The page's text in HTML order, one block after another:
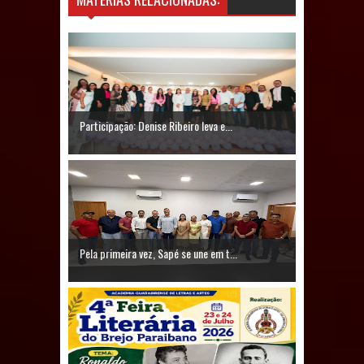
Dois Gigantes da Poesia Paraibana
inspiram a IV FEIRA LITERÁRIA DO
Vereador Davyd Matias reúne cerca
de 200 lideranças em apoio à pré-
candidatura de Denise Ribeiro à
Assembleia Legislativa
Mari marca presença no maior
Participação: Denise Ribeiro leva e...
Pela primeira vez, Sapé se une em t...